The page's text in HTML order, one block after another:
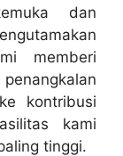
dan
memberi
kontribusi
kami
tinggi.